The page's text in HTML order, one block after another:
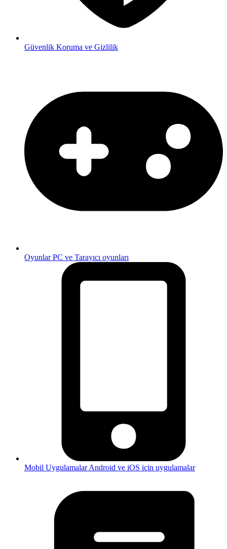
Güvenlik Koruma ve Gizlilik
OyunlarPC ve Tarayıcı oyunları
Mobil UygulamalarAndroid ve iOS için uygulamalar